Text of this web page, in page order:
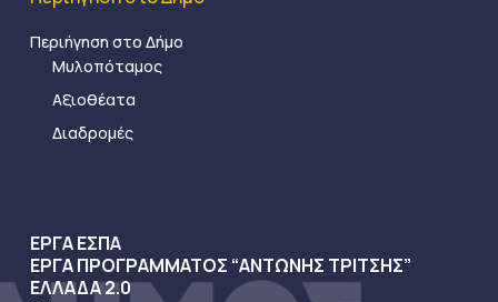
Περιήγηση στο Δήμο
Μυλοπόταμος
Αξιοθέατα
Διαδρομές
ΕΡΓΑ ΕΣΠΑ
ΕΡΓΑ ΠΡΟΓΡΑΜΜΑΤΟΣ “ΑΝΤΩΝΗΣ ΤΡΙΤΣΗΣ”
ΕΛΛΑΔΑ 2.0